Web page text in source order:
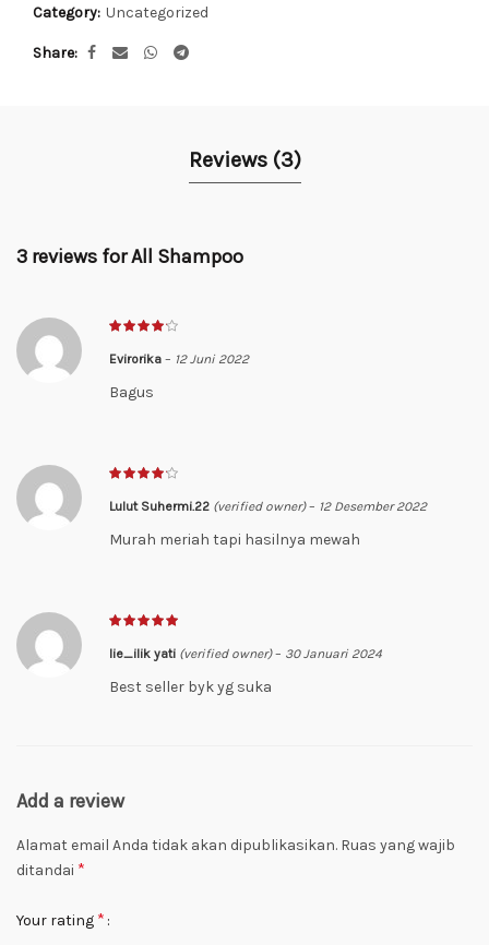
Category: Uncategorized
Share
Reviews (3)
3 reviews forAll Shampoo
Evirorika – 12 Juni 2022
Bagus
Lulut Suhermi.22 (verified owner) – 12 Desember 2022
Murah meriah tapi hasilnya mewah
Iie_ilik yati (verified owner) – 30 Januari 2024
Best seller byk yg suka
Add a review
Alamat email Anda tidak akan dipublikasikan. Ruas yang wajib
ditandai *
Your rating *